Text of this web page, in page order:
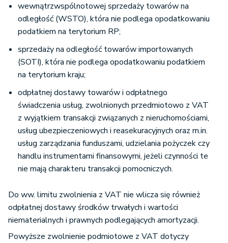
wewnątrzwspólnotowej sprzedaży towarów na
odległość (WSTO), która nie podlega opodatkowaniu
podatkiem na terytorium RP;
sprzedaży na odległość towarów importowanych
(SOTI), która nie podlega opodatkowaniu podatkiem
na terytorium kraju;
odpłatnej dostawy towarów i odpłatnego
świadczenia usług, zwolnionych przedmiotowo z VAT
z wyjątkiem transakcji związanych z nieruchomościami,
usług ubezpieczeniowych i reasekuracyjnych oraz m.in.
usług zarządzania funduszami, udzielania pożyczek czy
handlu instrumentami finansowymi, jeżeli czynności te
nie mają charakteru transakcji pomocniczych.
Do ww. limitu zwolnienia z VAT nie wlicza się również
odpłatnej dostawy środków trwałych i wartości
niematerialnych i prawnych podlegających amortyzacji.
Powyższe zwolnienie podmiotowe z VAT dotyczy